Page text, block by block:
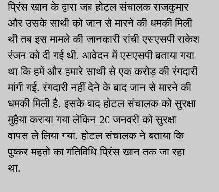
प्रिंस खान के द्वारा जब होटल संचालक राजकुमार
और उसके साथी को जान से मारने की धमकी मिली
थी तब इस मामले की जानकारी रांची एसएसपी राकेश
रंजन को दी गई थी. आवेदन में एसएसपी बताया गया
था कि हमें और हमारे साथी से एक करोड़ की रंगदारी
मांगी गई. रंगदारी नहीं देने के बाद जान से मारने की
धमकी मिली है. इसके बाद होटल संचालक को सुरक्षा
मुहैया कराया गया लेकिन 20 जनवरी को सुरक्षा
वापस ले लिया गया. होटल संचालक ने बताया कि
पुष्कर महतो का गतिविधि प्रिंस खान तक जा रहा
था.